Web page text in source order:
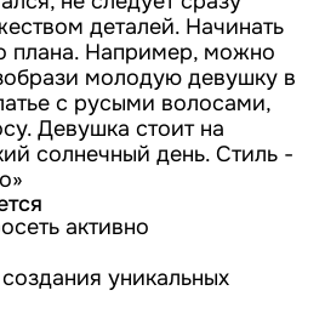
деталей. Начинать
плана. Например, можно
молодую девушку в
с русыми волосами,
Девушка стоит на
солнечный день. Стиль -
активно
уникальных